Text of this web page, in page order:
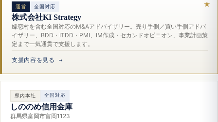
運営 全国対応
株式会社KI Strategy
嬬恋村を含む全国対応のM&Aアドバイザリー。売り手側／買い手側アドバ
イザリー、BDD・ITDD・PMI、IM作成・セカンドオピニオン、事業計画策
定まで一気通貫で支援します。
支援内容を見る →
県内本社 全国対応
しののめ信用金庫
群馬県富岡市富岡1123